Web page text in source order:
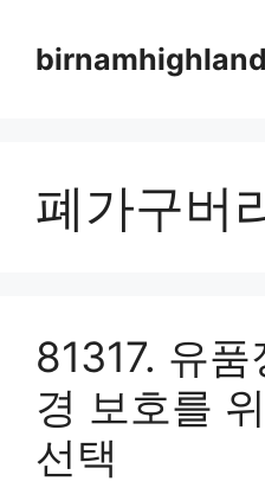
content
폐가구버
81317. 유
경 보호를
선택